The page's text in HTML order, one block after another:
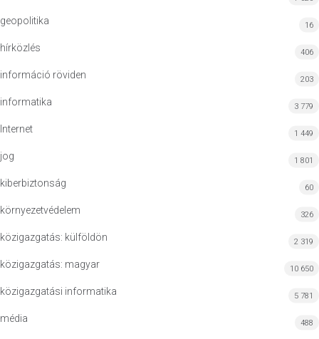
geopolitika 16
hírközlés 406
információ röviden 203
informatika 3 779
Internet 1 449
jog 1 801
kiberbiztonság 60
környezetvédelem 326
közigazgatás: külföldön 2 319
közigazgatás: magyar 10 650
közigazgatási informatika 5 781
média 488